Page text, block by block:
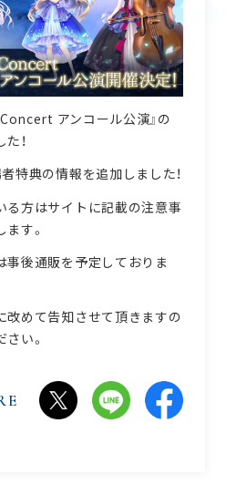
アンコール公演』の
！
特典の情報を追加しました！
る方はサイトに記載の注意事
す。
事後通販を予定しておりま
改めて告知させて頂きますの
い。